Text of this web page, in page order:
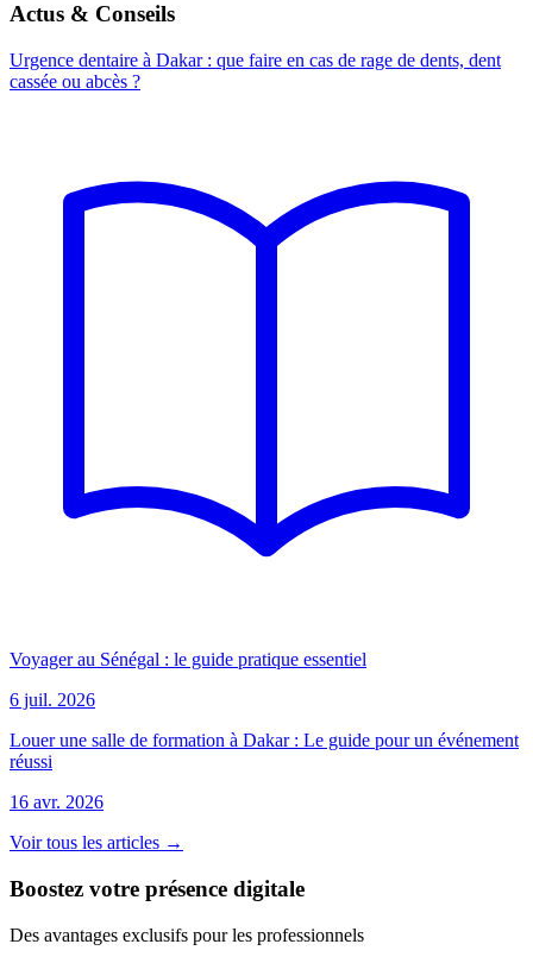
Actus & Conseils
Urgence dentaire à Dakar : que faire en cas de rage de dents, dent
cassée ou abcès ?
Voyager au Sénégal : le guide pratique essentiel
6 juil. 2026
Louer une salle de formation à Dakar : Le guide pour un événement
réussi
16 avr. 2026
Voir tous les articles →
Boostez votre présence digitale
Des avantages exclusifs pour les professionnels